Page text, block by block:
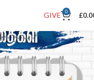
GIVE 0 £